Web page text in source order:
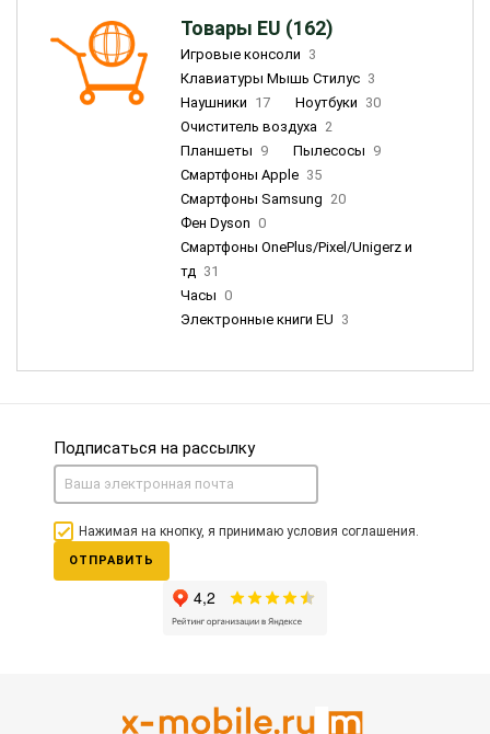
Товары EU (162)
Игровые консоли 3
Клавиатуры Мышь Стилус 3
Наушники 17 Ноутбуки 30
Очиститель воздуха 2
Планшеты 9 Пылесосы 9
Смартфоны Apple 35
Смартфоны Samsung 20
Фен Dyson 0
Смартфоны OnePlus/Pixel/Unigerz и
тд 31
Часы 0
Электронные книги EU 3
Подписаться на рассылку
Нажимая на кнопку, я принимаю условия соглашения.
ОТПРАВИТЬ